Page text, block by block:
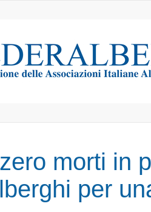
morti in
per